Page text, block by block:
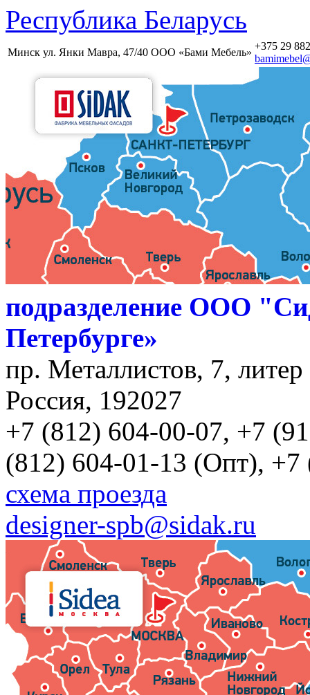
Республика Беларусь
Минск ул. Янки Мавра, 47/40 ООО «Бами Мебель»
+375 29
подразделение ООО
Петербурге»
пр. Металлистов, 7,
Россия, 192027
+7 (812) 604-00-07, +7
(812) 604-01-13 (Опт), +7
схема проезда
designer-spb@sidak.ru